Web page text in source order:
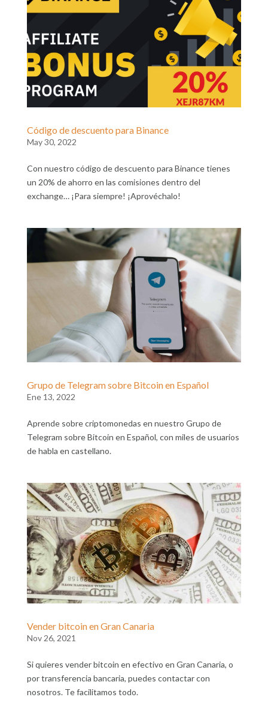
Código de descuento para Binance
May 30, 2022
Con nuestro código de descuento para Binance tienes
un 20% de ahorro en las comisiones dentro del
exchange… ¡Para siempre! ¡Aprovéchalo!
Grupo de Telegram sobre Bitcoin en Español
Ene 13, 2022
Aprende sobre criptomonedas en nuestro Grupo de
Telegram sobre Bitcoin en Español, con miles de usuarios
de habla en castellano.
Vender bitcoin en Gran Canaria
Nov 26, 2021
Si quieres vender bitcoin en efectivo en Gran Canaria, o
por transferencia bancaria, puedes contactar con
nosotros. Te facilitamos todo.